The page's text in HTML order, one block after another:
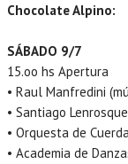
Chocolate Alpino:
SÁBADO 9/7
15.oo hs Apertura
• Raul Manfredini
• Santiago
• Orquesta de
• Academia de